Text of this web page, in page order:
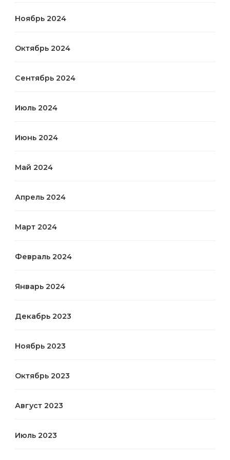
Ноябрь 2024
Октябрь 2024
Сентябрь 2024
Июль 2024
Июнь 2024
Май 2024
Апрель 2024
Март 2024
Февраль 2024
Январь 2024
Декабрь 2023
Ноябрь 2023
Октябрь 2023
Август 2023
Июль 2023